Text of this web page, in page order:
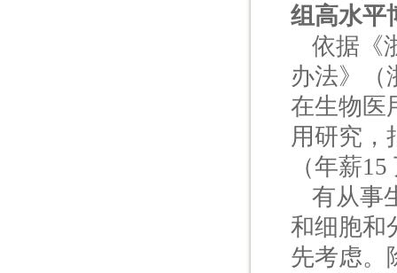
组高水平
依据《
办法》（
在生物医
用研究，
（年薪
有从事
和细胞和
先考虑。